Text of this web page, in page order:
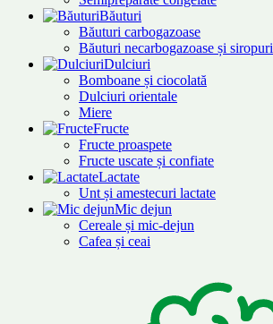
Băuturi
Băuturi carbogazoase
Băuturi necarbogazoase și siropuri
Dulciuri
Bomboane și ciocolată
Dulciuri orientale
Miere
Fructe
Fructe proaspete
Fructe uscate și confiate
Lactate
Unt și amestecuri lactate
Mic dejun
Cereale și mic-dejun
Cafea și ceai